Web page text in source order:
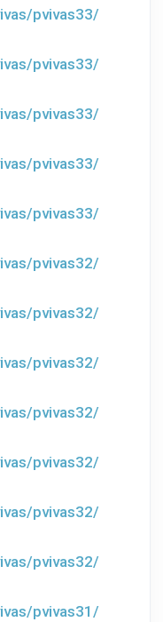
pvivas33/
pvivas33/
pvivas33/
pvivas33/
pvivas33/
pvivas32/
pvivas32/
pvivas32/
pvivas32/
pvivas32/
pvivas32/
pvivas32/
pvivas31/